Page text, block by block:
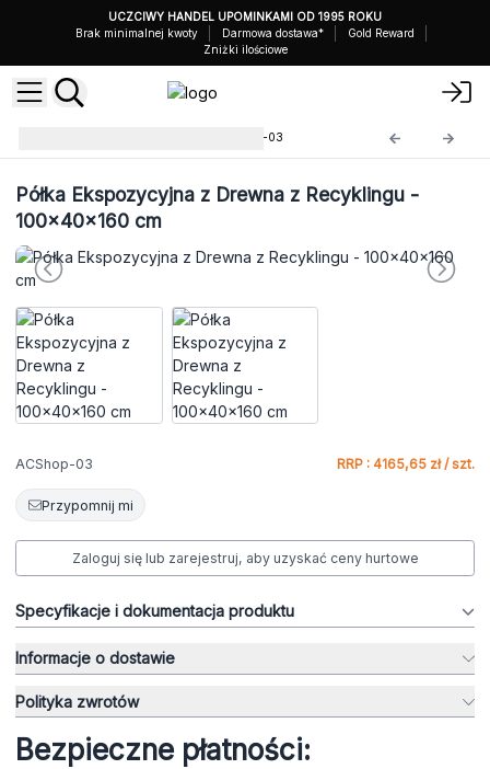
UCZCIWY HANDEL UPOMINKAMI OD 1995 ROKU
Brak minimalnej kwoty
Darmowa dostawa*
Gold Reward
Zniżki ilościowe
ACShop-03
Półka Ekspozycyjna z Drewna z Recyklingu -
100x40x160 cm
ACShop-03 RRP : 4165,65 zł / szt.
Przypomnij mi
Zaloguj się lub zarejestruj, aby uzyskać ceny hurtowe
Specyfikacje i dokumentacja produktu
Informacje o dostawie
Polityka zwrotów
Bezpieczne płatności: